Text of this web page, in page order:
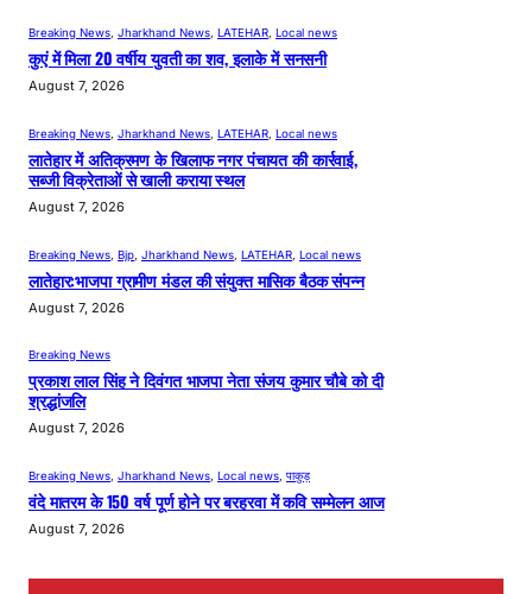
Breaking News, Jharkhand News, LATEHAR, Local news
कुएं में मिला 20 वर्षीय युवती का शव, इलाके में सनसनी
August 7, 2026
Breaking News Jharkhand News LATEHAR Local news
लातेहार में अतिक्रमण के खिलाफ नगर पंचायत की कार्रवाई,
सब्जी विक्रेताओं से खाली कराया स्थल
August 7, 2026
Breaking News Bjp Jharkhand News LATEHAR Local news
लातेहार:भाजपा ग्रामीण मंडल की संयुक्त मासिक बैठक संपन्न
August 7, 2026
Breaking News
प्रकाश लाल सिंह ने दिवंगत भाजपा नेता संजय कुमार चौबे को दी
श्रद्धांजलि
August 7, 2026
Breaking News Jharkhand News Local news पाकुड़
वंदे मातरम के 150 वर्ष पूर्ण होने पर बरहरवा में कवि सम्मेलन आज
August 7, 2026